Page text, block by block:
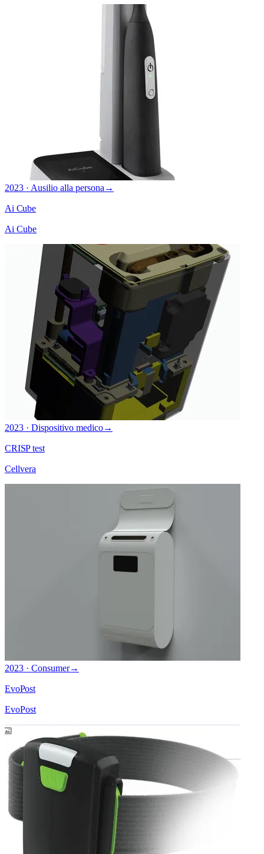
2023 · Ausilio alla persona →
Ai Cube
Ai Cube
2023 · Dispositivo medico→
CRISP test
Cellvera
2023 · Consumer→
EvoPost
EvoPost